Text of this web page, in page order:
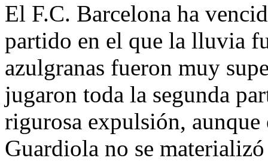
El F.C. Barcelona ha
partido en el que la lluvia
azulgranas fueron muy
jugaron toda la segunda
rigurosa expulsión,
Guardiola no se